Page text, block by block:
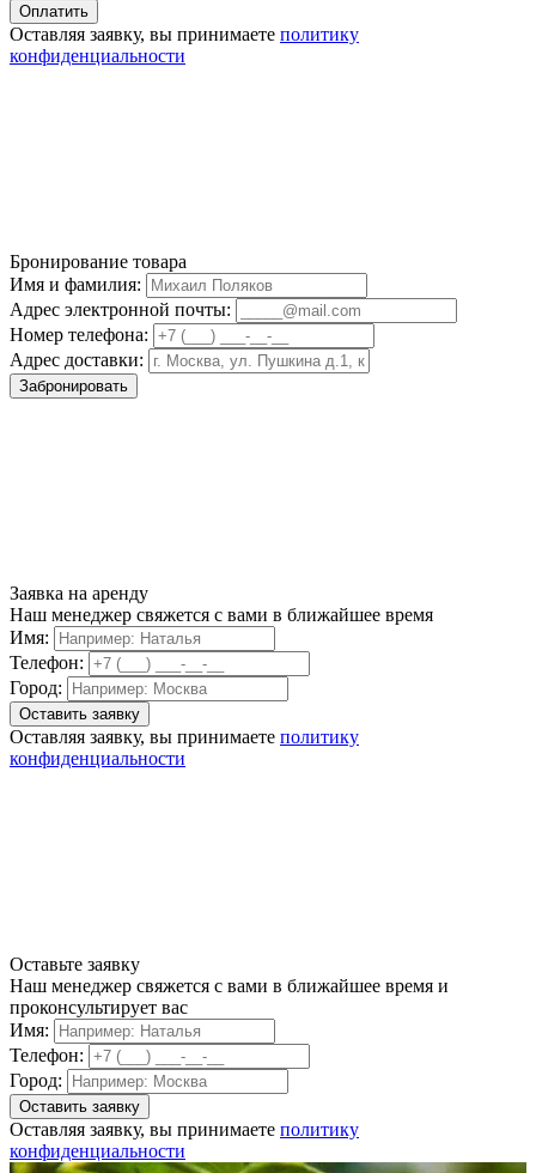
Оставляя заявку, вы принимаете политику
конфиденциальности
Бронирование товара
Имя и фамилия:
Адрес электронной почты:
Номер телефона:
Адрес доставки:
Забронировать
Заявка на аренду
Наш менеджер свяжется с вами в ближайшее время
Имя:
Телефон:
Город:
Оставляя заявку, вы принимаете политику
конфиденциальности
Оставьте заявку
Наш менеджер свяжется с вами в ближайшее время и
проконсультирует вас
Имя:
Телефон:
Город:
Оставляя заявку, вы принимаете политику
конфиденциальности